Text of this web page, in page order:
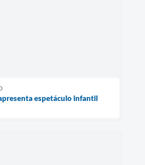
espetáculo infantil